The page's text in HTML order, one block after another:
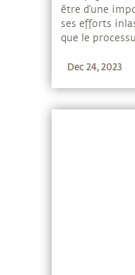
être d’une
ses efforts
que le
ordinaires.
Dec 24, 2023